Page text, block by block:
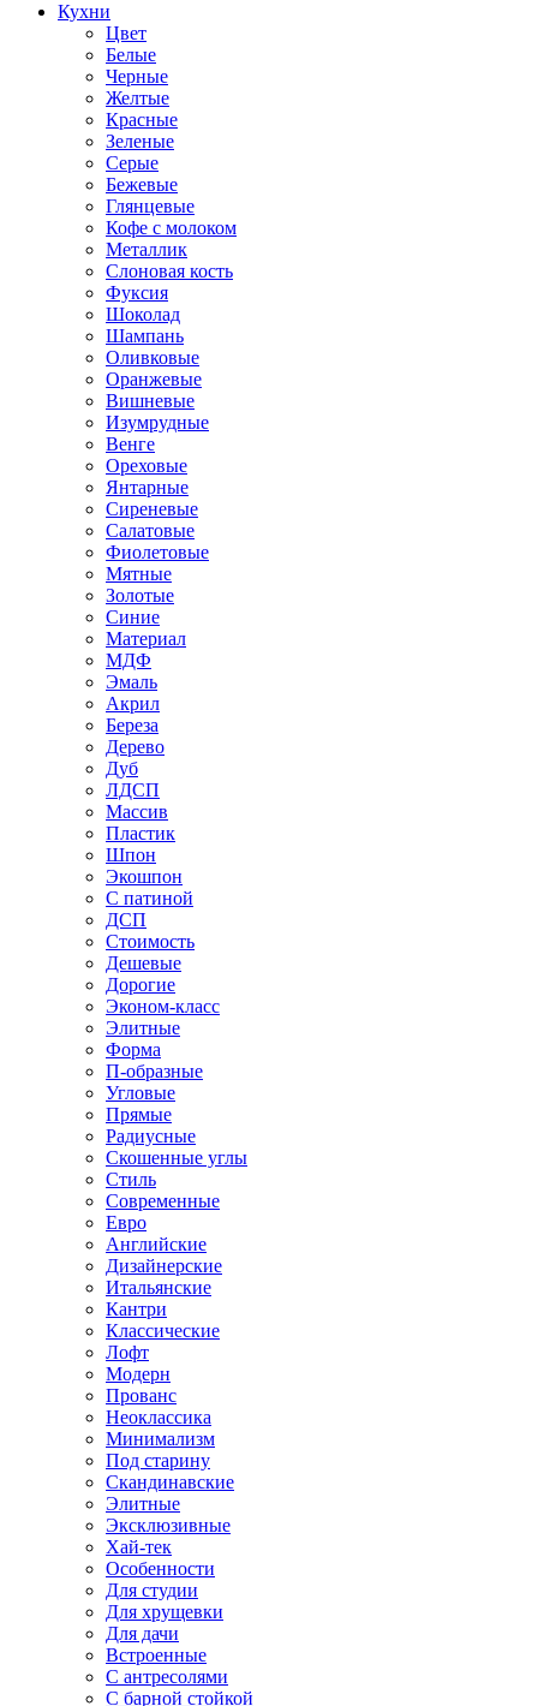
Кухни
Цвет
Белые
Черные
Желтые
Красные
Зеленые
Серые
Бежевые
Глянцевые
Кофе с молоком
Металлик
Слоновая кость
Фуксия
Шоколад
Шампань
Оливковые
Оранжевые
Вишневые
Изумрудные
Венге
Ореховые
Янтарные
Сиреневые
Салатовые
Фиолетовые
Мятные
Золотые
Синие
Материал
МДФ
Эмаль
Акрил
Береза
Дерево
Дуб
ЛДСП
Массив
Пластик
Шпон
Экошпон
С патиной
ДСП
Стоимость
Дешевые
Дорогие
Эконом-класс
Элитные
Форма
П-образные
Угловые
Прямые
Радиусные
Скошенные углы
Стиль
Современные
Евро
Английские
Дизайнерские
Итальянские
Кантри
Классические
Лофт
Модерн
Прованс
Неоклассика
Минимализм
Под старину
Скандинавские
Элитные
Эксклюзивные
Хай-тек
Особенности
Для студии
Для хрущевки
Для дачи
Встроенные
С антресолями
С барной стойкой